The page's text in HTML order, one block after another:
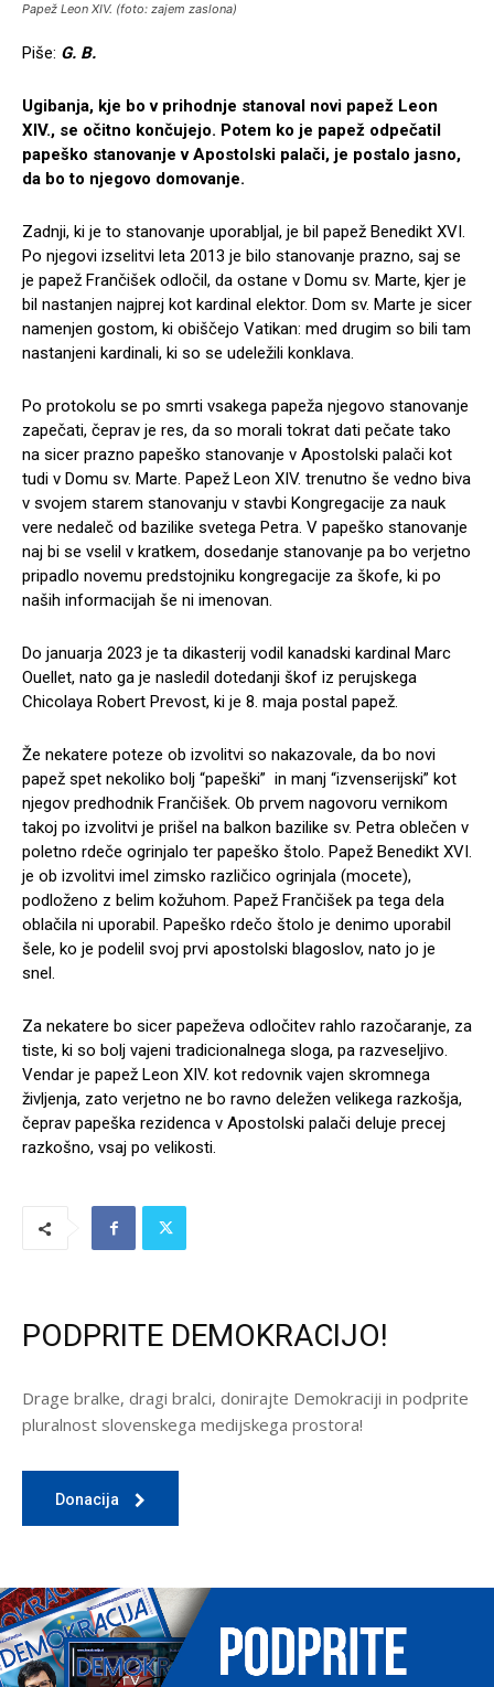
Papež Leon XIV. (foto: zajem zaslona)
Piše: G. B.
Ugibanja, kje bo v prihodnje stanoval novi papež Leon
XIV., se očitno končujejo. Potem ko je papež odpečatil
papeško stanovanje v Apostolski palači, je postalo jasno,
da bo to njegovo domovanje.
Zadnji, ki je to stanovanje uporabljal, je bil papež Benedikt XVI.
Po njegovi izselitvi leta 2013 je bilo stanovanje prazno, saj se
je papež Frančišek odločil, da ostane v Domu sv. Marte, kjer je
bil nastanjen najprej kot kardinal elektor. Dom sv. Marte je sicer
namenjen gostom, ki obiščejo Vatikan: med drugim so bili tam
nastanjeni kardinali, ki so se udeležili konklava.
Po protokolu se po smrti vsakega papeža njegovo stanovanje
zapečati, čeprav je res, da so morali tokrat dati pečate tako
na sicer prazno papeško stanovanje v Apostolski palači kot
tudi v Domu sv. Marte. Papež Leon XIV. trenutno še vedno biva
v svojem starem stanovanju v stavbi Kongregacije za nauk
vere nedaleč od bazilike svetega Petra. V papeško stanovanje
naj bi se vselil v kratkem, dosedanje stanovanje pa bo verjetno
pripadlo novemu predstojniku kongregacije za škofe, ki po
naših informacijah še ni imenovan.
Do januarja 2023 je ta dikasterij vodil kanadski kardinal Marc
Ouellet, nato ga je nasledil dotedanji škof iz perujskega
Chicolaya Robert Prevost, ki je 8. maja postal papež.
Že nekatere poteze ob izvolitvi so nakazovale, da bo novi
papež spet nekoliko bolj “papeški” in manj “izvenserijski” kot
njegov predhodnik Frančišek. Ob prvem nagovoru vernikom
takoj po izvolitvi je prišel na balkon bazilike sv. Petra oblečen v
poletno rdeče ogrinjalo ter papeško štolo. Papež Benedikt XVI.
je ob izvolitvi imel zimsko različico ogrinjala (mocete),
podloženo z belim kožuhom. Papež Frančišek pa tega dela
oblačila ni uporabil. Papeško rdečo štolo je denimo uporabil
šele, ko je podelil svoj prvi apostolski blagoslov, nato jo je
snel.
Za nekatere bo sicer papeževa odločitev rahlo razočaranje, za
tiste, ki so bolj vajeni tradicionalnega sloga, pa razveseljivo.
Vendar je papež Leon XIV. kot redovnik vajen skromnega
življenja, zato verjetno ne bo ravno deležen velikega razkošja,
čeprav papeška rezidenca v Apostolski palači deluje precej
razkošno, vsaj po velikosti.
PODPRITE DEMOKRACIJO!
Drage bralke, dragi bralci, donirajte Demokraciji in podprite
pluralnost slovenskega medijskega prostora!
Donacija